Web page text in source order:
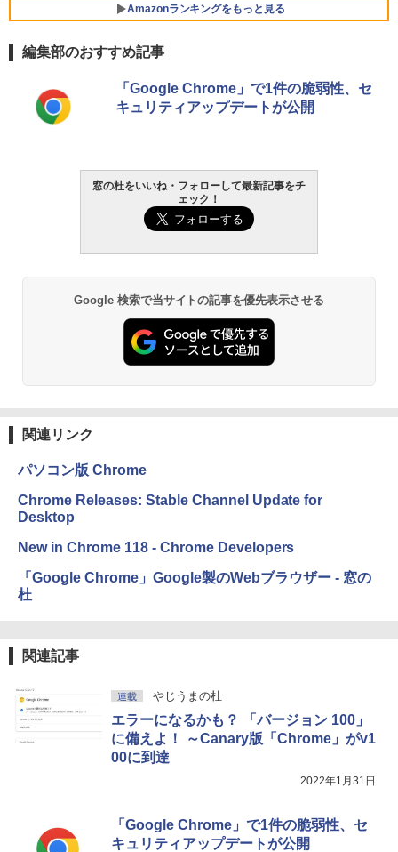
Amazonランキングをもっと見る
Robloxギフトカード - 800 Robux 【限
定バーチャルアイテムを含む】 【オンラ
インゲームコード】 ロブロックス | オン
Robloxギフトカード - 1000 Robux 【限
定バーチャルアイテムを含む】 【オンラ
ラインコード版
Microsoft Office Home & Business 202
4(最新 永続版)|オンラインコード版|Wind
ows11、10/mac対応|PC2台
定バーチャルアイテムを含む】 【オンラ
ラインコード版
Windows版 | Minecraft (マインクラフ
生成AIパスポート公式テキスト 第４版
￥1,766
AIイラスト表現辞典: 思い通りの絵を引き
出す プロンプトの言葉 AI画像生成シリー
ズ (はぴーイラストLabo)
￥480
ClaudeCode いちばんやさしい 教科書:
非エンジニア 初心者 素人 でも安心 使い
方 マニュアル AI副業にもコンテンツ作成
にもKindle出版にも！ 非エンジニアのた
めのAIコーディング入門シリーズ
bデザイン入門講座［第2版］
￥1,292
ードウェア・市販ソフトウェアのパーフ
Amazon Kindle Paperwhite (16GB) 7イ
ンチディスプレイ、色調調節ライト、12
週間持続バッテリー、広告なし、ブラッ
Amazon Kindle - 目に優しい、かさばら
ない、大きな画面で読みやすい、6週間持
書籍リーダー、ブラック、16GB、広告な
￥16,980
Kindle Paperwhite シグニチャーエディ
ション (32GB) 7インチディスプレイ、明
るさ自動調整、色調調節ライト、12週間
Amazon Kindle Colorsoft | 16GBストレ
テリー、広告無し、ブラック (2025年発
整、色調調節ライト、プレミアムペン付
き、グラファイト
￥115,980
編集部のおすすめ記事
「Google Chrome」で1件の脆弱性、セ
キュリティアップデートが公開
窓の杜をいいね・フォローして最新記事をチ
ェック！
Google 検索で当サイトの記事を優先表示させる
関連リンク
パソコン版 Chrome
Chrome Releases: Stable Channel Update for
Desktop
New in Chrome 118 - Chrome Developers
「Google Chrome」Google製のWebブラウザー - 窓の
杜
関連記事
連載 やじうまの杜
エラーになるかも？ 「バージョン 100」
に備えよ！ ～Canary版「Chrome」がv1
00に到達
2022年1月31日
「Google Chrome」で1件の脆弱性、セ
キュリティアップデートが公開